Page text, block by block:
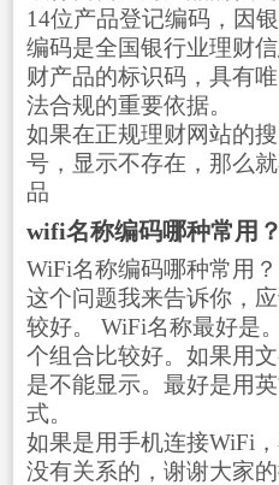
14位产品登记编码，因
编码是全国银行业理财
财产品的标识码，具有
法合规的重要依据。
如果在正规理财网站的
号，显示不存在，那么
品
wifi名称编码哪种常用？
WiFi名称编码哪种常用？
这个问题我来告诉你，
较好。 WiFi名称最好是
个组合比较好。如果用
是不能显示。最好是用
式。
如果是用手机连接WiFi
没有关系的，谢谢大家